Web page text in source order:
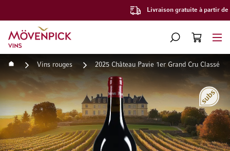
Livraison gratuite à partir de CHF 300.–
Aller à la page d'accueil
CHERCHERPANIER
Accueil Vins rouges 2025 Château Pavie 1er Grand Cru Classé
Passer à la fin de la galerie d’images
Passer au début de la